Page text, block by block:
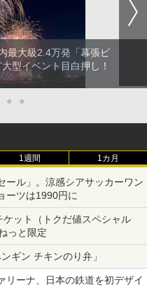
最大級2.4万発「幕張ビ
型イベント目白押し！
● ●
1週間 1カ月
ール」。涼感シアサッカーワン
ーツは1990円に
ット（トクだ値スペシャル
っと限定
ギン チキンのり弁」
リーナ、日本の鉄道を初デザイ